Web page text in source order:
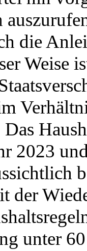
die
Weise
2023
der
unter